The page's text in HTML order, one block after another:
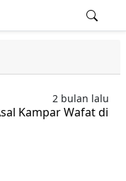
2 bulan lalu
Kampar Wafat di